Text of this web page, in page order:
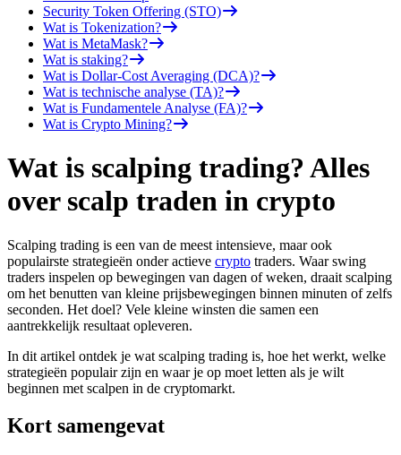
Security Token Offering (STO)
Wat is Tokenization?
Wat is MetaMask?
Wat is staking?
Wat is Dollar-Cost Averaging (DCA)?
Wat is technische analyse (TA)?
Wat is Fundamentele Analyse (FA)?
Wat is Crypto Mining?
Wat is scalping trading? Alles
over scalp traden in crypto
Scalping trading is een van de meest intensieve, maar ook
populairste strategieën onder actieve crypto traders. Waar swing
traders inspelen op bewegingen van dagen of weken, draait scalping
om het benutten van kleine prijsbewegingen binnen minuten of zelfs
seconden. Het doel? Vele kleine winsten die samen een
aantrekkelijk resultaat opleveren.
In dit artikel ontdek je wat scalping trading is, hoe het werkt, welke
strategieën populair zijn en waar je op moet letten als je wilt
beginnen met scalpen in de cryptomarkt.
Kort samengevat